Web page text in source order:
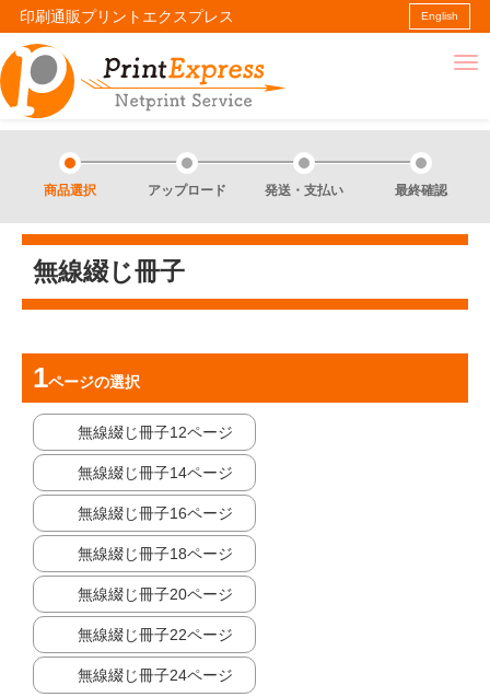
印刷通販プリントエクスプレス English
商品選択 アップロード 発送・支払い 最終確認
無線綴じ冊子
ページの選択
無線綴じ冊子12ページ
無線綴じ冊子14ページ
無線綴じ冊子16ページ
無線綴じ冊子18ページ
無線綴じ冊子20ページ
無線綴じ冊子22ページ
無線綴じ冊子24ページ